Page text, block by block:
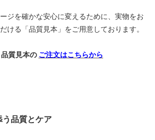
ジを確かな安心に変えるために、実物をお
ける「品質見本」をご用意しております。
質見本の ご注文はこちらから
品質とケア